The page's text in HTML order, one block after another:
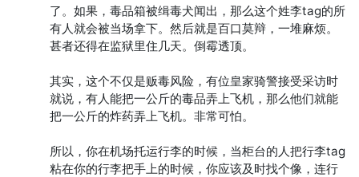
了。如果，毒品箱被缉毒犬闻出，那么这个姓李tag的所
有人就会被当场拿下。然后就是百口莫辩，一堆麻烦。
甚者还得在监狱里住几天。倒霉透顶。
其实，这个不仅是贩毒风险，有位皇家骑警接受采访时
就说，有人能把一公斤的毒品弄上飞机，那么他们就能
把一公斤的炸药弄上飞机。非常可怕。
所以，你在机场托运行李的时候，当柜台的人把行李tag
粘在你的行李把手上的时候，你应该及时找个像，连行